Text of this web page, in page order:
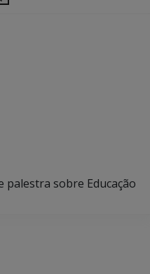
palestra sobre Educação